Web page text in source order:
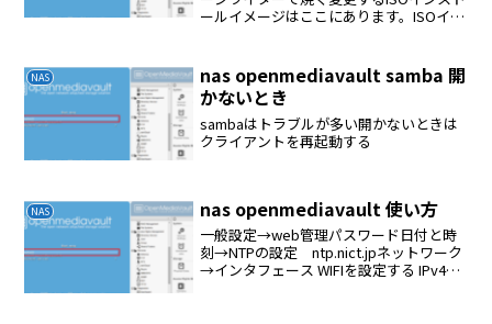
ールイメージはここにあります。ISOイメ
ックを作成することもできます...
NAS
nas openmediavault samba 開
かないとき
sambaはトラブルが多い開かないときは
クライアントを再起動する
NAS nas openmediavault 使い方
一般設定→web管理パスワード日付と時
刻→NTPの設定 ntp.nict.jpネットワーク
→インタフェース WIFIを設定する IPv4メ